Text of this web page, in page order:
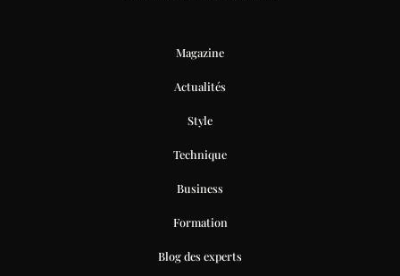
Magazine
Actualités
Style
Technique
Business
Formation
Blog des experts